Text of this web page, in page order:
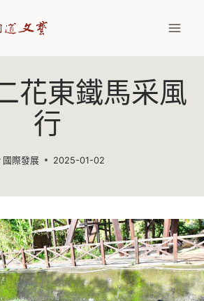
花東鐵馬采風
行
國際發展 2025-01-02